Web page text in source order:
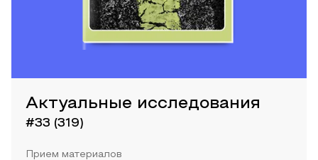
Актуальные исследования
#33 (319)
Прием материалов